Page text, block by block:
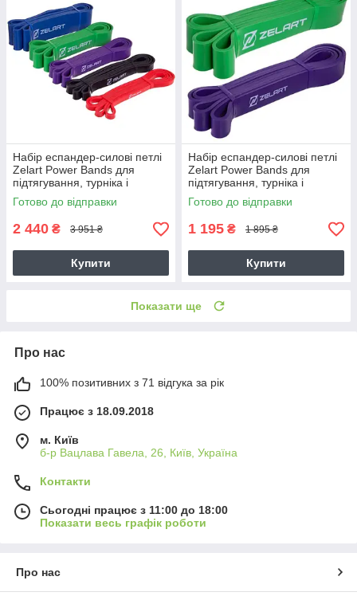
Набір еспандер-силові петлі
Zelart Power Bands для
підтягування, турніка і
тренувань (FI-2606)
Готово до відправки
2 440 ₴ 3 951 ₴
Купити
Набір еспандер-силові петлі
Zelart Power Bands для
підтягування, турніка і
тренувань (FI-2606)
Готово до відправки
1 195 ₴ 1 895 ₴
Купити
Показати ще
Про нас
100% позитивних з 71 відгука за рік
Працює з 18.09.2018
м. Київ
б-р Вацлава Гавела, 26, Київ, Україна
Контакти
Сьогодні працює з 11:00 до 18:00
Показати весь графік роботи
Про нас